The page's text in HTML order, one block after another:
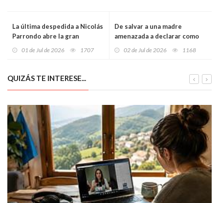
La última despedida a Nicolás
Parrondo abre la gran
01 de Jul de 2026 1707
De salvar a una madre
amenazada a declarar como
02 de Jul de 2026 1168
QUIZÁS TE INTERESE...